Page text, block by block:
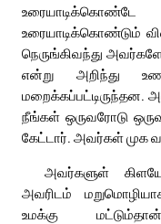
உரையாடிக்கொண்டும்
நெருங்கிவந்து
என்று அறிந்து
மறைக்கப்பட்டிருந்தன.
நீங்கள் ஒருவரோடு
கேட்டார். அவர்கள் முக
அவர்களுள்
அவரிடம்
உமக்கு